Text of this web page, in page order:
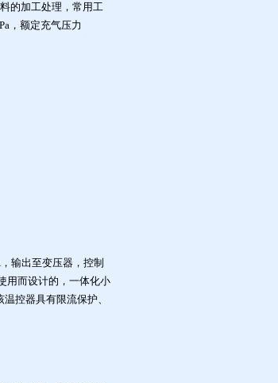
的加工处理，常用工
，额定充气压力
输出至变压器，控制
用而设计的，一体化小
控器具有限流保护、